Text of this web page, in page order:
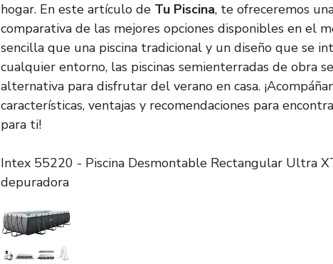
hogar. En este artículo de Tu Piscina, te ofreceremos
comparativa de las mejores opciones disponibles en el
sencilla que una piscina tradicional y un diseño que se
cualquier entorno, las piscinas semienterradas de obra
alternativa para disfrutar del verano en casa.
características, ventajas y recomendaciones para
para ti!
Intex 55220 - Piscina Desmontable Rectangular Ultra
depuradora